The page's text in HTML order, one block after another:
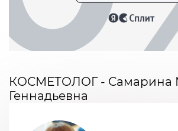
КОСМЕТОЛОГ - Самарина
Геннадьевна